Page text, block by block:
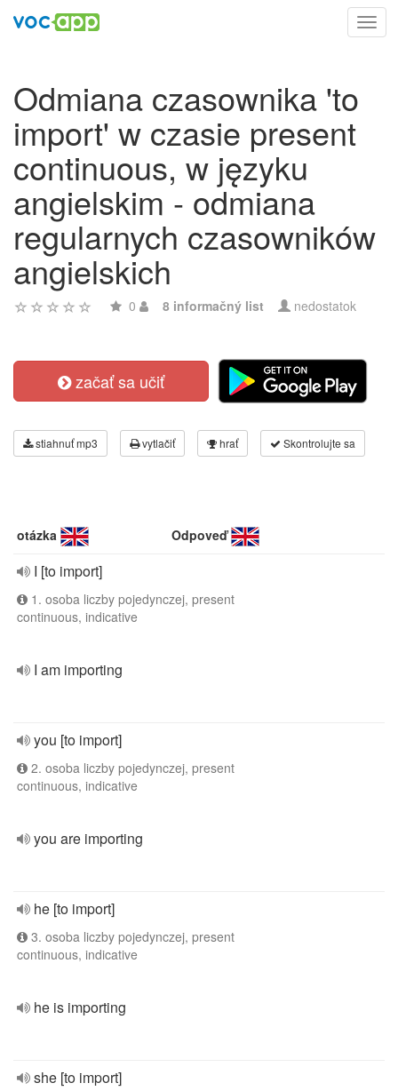
Odmiana czasownika 'to
import' w czasie present
continuous, w języku
angielskim - odmiana
regularnych czasowników
angielskich
0 8 informačný list nedostatok
začať sa učiť
stiahnuť mp3 vytlačiť hrať Skontrolujte sa
otázka Odpoveď
I [to import]
1. osoba liczby pojedynczej, present
continuous, indicative
I am importing
you [to import]
2. osoba liczby pojedynczej, present
continuous, indicative
you are importing
he [to import]
3. osoba liczby pojedynczej, present
continuous, indicative
he is importing
she [to import]